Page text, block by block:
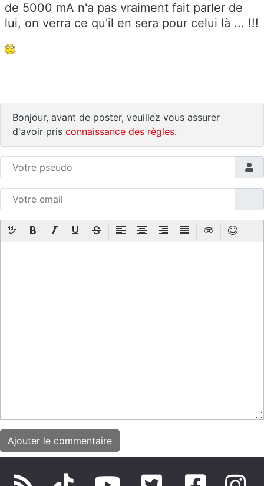
de 5000 mA n'a pas vraiment fait parler de
lui, on verra ce qu'il en sera pour celui là ... !!!
Bonjour, avant de poster, veuillez vous assurer
d'avoir pris connaissance des règles.